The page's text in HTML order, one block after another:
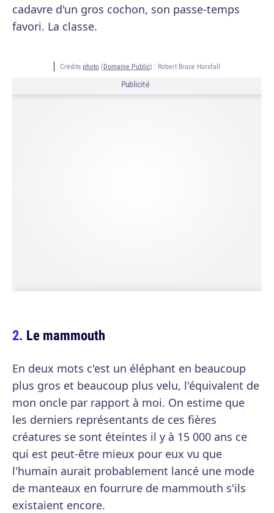
cadavre d'un gros cochon, son passe-temps
favori. La classe.
Crédits photo (Domaine Public) : Robert Bruce Horsfall
Publicité
Le mammouth
En deux mots c'est un éléphant en beaucoup
plus gros et beaucoup plus velu, l'équivalent de
mon oncle par rapport à moi. On estime que
les derniers représentants de ces fières
créatures se sont éteintes il y à 15 000 ans ce
qui est peut-être mieux pour eux vu que
l'humain aurait probablement lancé une mode
de manteaux en fourrure de mammouth s'ils
existaient encore.